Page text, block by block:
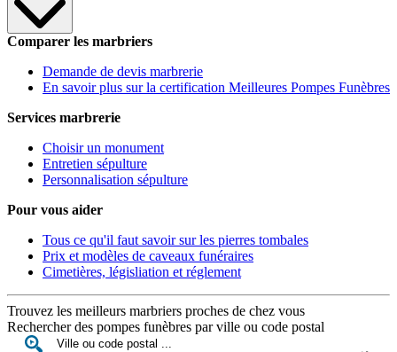
Comparer les marbriers
Demande de devis marbrerie
En savoir plus sur la certification Meilleures Pompes Funèbres
Services marbrerie
Choisir un monument
Entretien sépulture
Personnalisation sépulture
Pour vous aider
Tous ce qu'il faut savoir sur les pierres tombales
Prix et modèles de caveaux funéraires
Cimetières, législiation et réglement
Trouvez les meilleurs marbriers proches de chez vous
Rechercher des pompes funèbres par ville ou code postal